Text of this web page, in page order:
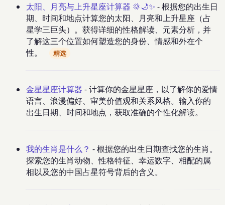
太阳、月亮与上升星座计算器 🌞🌙✨ - 根据您的出生日
期、时间和地点计算您的太阳、月亮和上升星座（占
星学三巨头）。获得详细的性格解读、元素分析，并
了解这三个位置如何塑造您的身份、情感和外在个
性。
精选
金星星座计算器 - 计算你的金星星座，以了解你的爱情
语言、浪漫偏好、审美价值观和关系风格。输入你的
出生日期、时间和地点，获取准确的个性化解读。
我的生肖是什么？ - 根据您的出生日期查找您的生肖。
探索您的生肖动物、性格特征、幸运数字、相配的属
相以及您的中国占星符号背后的含义。